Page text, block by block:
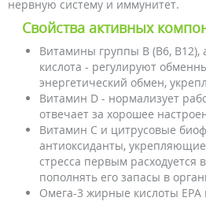
нервную систему и иммунитет.
Свойства активных
Витамины группы В (В6, В12),
кислота - регулируют
энергетический обмен,
Витамин D - нормализует
отвечает за хорошее
Витамин С и цитрусовые
антиоксиданты,
стресса первым расходуется
пополнять его запасы в
Омега-3 жирные кислоты